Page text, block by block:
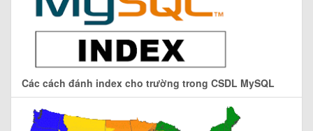
Các cách đánh index cho trường trong CSDL MySQL